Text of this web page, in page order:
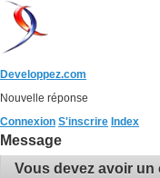
Developpez.com
Nouvelle réponse
Connexion S'inscrire Index
Message
Vous devez avoir un